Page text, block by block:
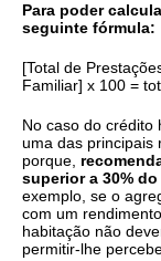
Para poder
seguinte fórmula:
[Total de
Familiar] x 100 =
No caso do crédito
uma das principais
porque,
superior a 30%
exemplo, se o
com um
habitação não
permitir-lhe